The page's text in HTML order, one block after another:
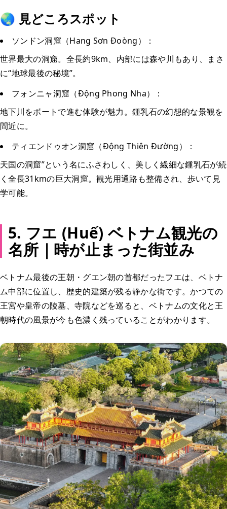
🌏 見どころスポット
ソンドン洞窟（Hang Sơn Đoòng）：
世界最大の洞窟。全長約9km、内部には森や川もあり、まさ
に“地球最後の秘境”。
フォンニャ洞窟（Động Phong Nha）：
地下川をボートで進む体験が魅力。鍾乳石の幻想的な景観を
間近に。
ティエンドゥオン洞窟（Động Thiên Đường）：
天国の洞窟”という名にふさわしく、美しく繊細な鍾乳石が続
く全長31kmの巨大洞窟。観光用通路も整備され、歩いて見
学可能。
5. フエ (Huế) ベトナム観光の
名所｜時が止まった街並み
ベトナム最後の王朝・グエン朝の首都だったフエは、ベトナ
ム中部に位置し、歴史的建築が残る静かな街です。かつての
王宮や皇帝の陵墓、寺院などを巡ると、ベトナムの文化と王
朝時代の風景が今も色濃く残っていることがわかります。